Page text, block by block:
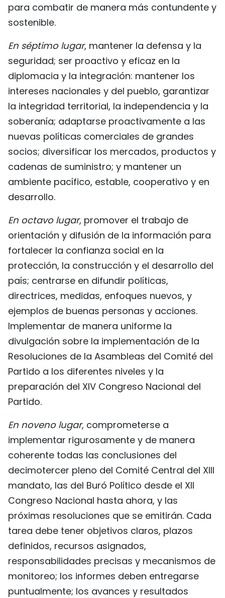
para combatir de manera más contundente y
sostenible.
En séptimo lugar, mantener la defensa y la
seguridad; ser proactivo y eficaz en la
diplomacia y la integración: mantener los
intereses nacionales y del pueblo, garantizar
la integridad territorial, la independencia y la
soberanía; adaptarse proactivamente a las
nuevas políticas comerciales de grandes
socios; diversificar los mercados, productos y
cadenas de suministro; y mantener un
ambiente pacífico, estable, cooperativo y en
desarrollo.
En octavo lugar, promover el trabajo de
orientación y difusión de la información para
fortalecer la confianza social en la
protección, la construcción y el desarrollo del
país; centrarse en difundir políticas,
directrices, medidas, enfoques nuevos, y
ejemplos de buenas personas y acciones.
Implementar de manera uniforme la
divulgación sobre la implementación de la
Resoluciones de la Asambleas del Comité del
Partido a los diferentes niveles y la
preparación del XIV Congreso Nacional del
Partido.
En noveno lugar, comprometerse a
implementar rigurosamente y de manera
coherente todas las conclusiones del
decimotercer pleno del Comité Central del XIII
mandato, las del Buró Político desde el XII
Congreso Nacional hasta ahora, y las
próximas resoluciones que se emitirán. Cada
tarea debe tener objetivos claros, plazos
definidos, recursos asignados,
responsabilidades precisas y mecanismos de
monitoreo; los informes deben entregarse
puntualmente; los avances y resultados